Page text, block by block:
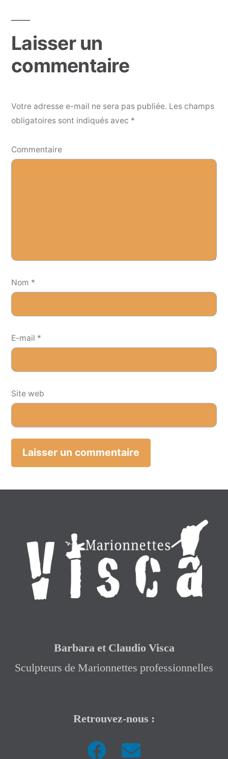
l’article
Laisser un
commentaire
Votre adresse e-mail ne sera pas publiée. Les champs
obligatoires sont indiqués avec *
Commentaire
Nom *
E-mail *
Site web
Barbara et Claudio Visca
Sculpteurs de Marionnettes professionnelles
Retrouvez-nous :